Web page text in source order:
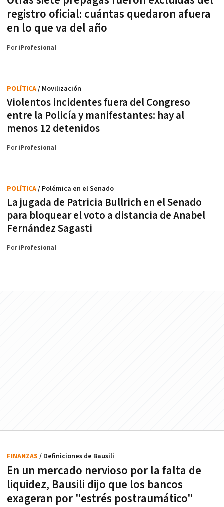
registro oficial: cuántas quedaron afuera
en lo que va del año
PoriProfesional
Violentos incidentes fuera del Congreso
entre la Policía y manifestantes: hay al
menos 12 detenidos
POLÍTICA/ Movilización
PoriProfesional
La jugada de Patricia Bullrich en el Senado
para bloquear el voto a distancia de Anabel
Fernández Sagasti
POLÍTICA/ Polémica en el Senado
PoriProfesional
En un mercado nervioso por la falta de
liquidez, Bausili dijo que los bancos
exageran por "estrés postraumático"
FINANZAS / Definiciones de Bausili